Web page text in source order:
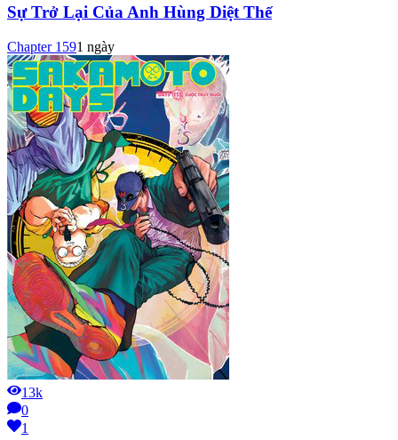
Sự Trở Lại Của Anh Hùng Diệt Thế
Chapter 1591 ngày
13k
0
1